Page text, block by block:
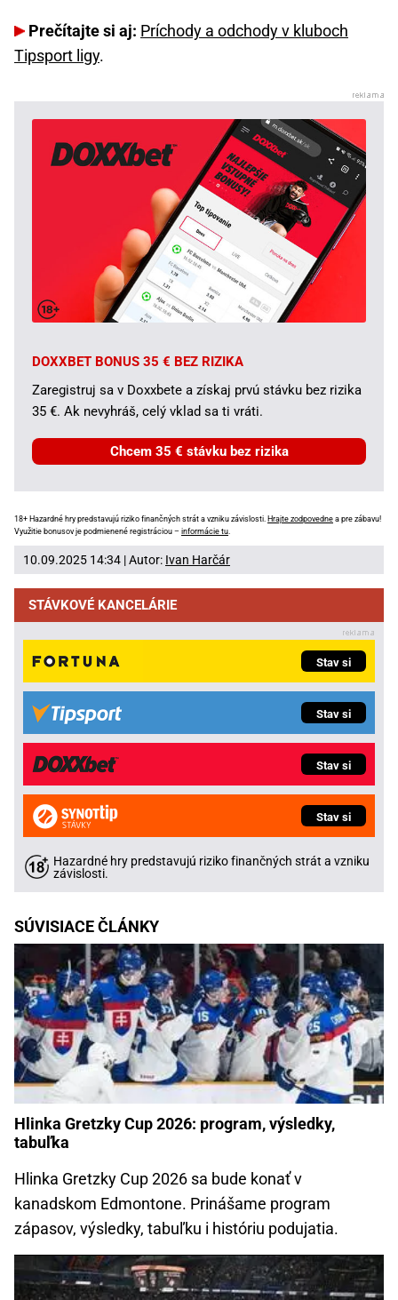
Prečítajte si aj: Príchody a odchody v kluboch
Tipsport ligy.
DOXXBET BONUS 35 € BEZ RIZIKA
Zaregistruj sa v Doxxbete a získaj prvú stávku bez rizika
35 €. Ak nevyhráš, celý vklad sa ti vráti.
Chcem 35 € stávku bez rizika
18+ Hazardné hry predstavujú riziko finančných strát a vzniku závislosti. Hrajte zodpovedne a pre zábavu!
Využitie bonusov je podmienené registráciou – informácie tu.
10.09.2025 14:34 | Autor: Ivan Harčár
STÁVKOVÉ KANCELÁRIE
Stav si
Stav si
Stav si
Stav si
Hazardné hry predstavujú riziko finančných strát a vzniku
závislosti.
SÚVISIACE ČLÁNKY
Hlinka Gretzky Cup 2026: program, výsledky,
tabuľka
Hlinka Gretzky Cup 2026 sa bude konať v
kanadskom Edmontone. Prinášame program
zápasov, výsledky, tabuľku i históriu podujatia.